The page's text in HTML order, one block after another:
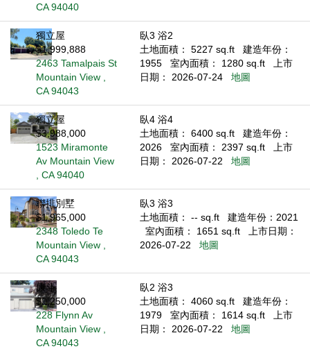
CA 94040
獨立屋
$1,999,888
2463 Tamalpais St
Mountain View ,
CA 94043
臥3 浴2
土地面積： 5227 sq.ft
建造年份：
1955
室內面積： 1280 sq.ft
上市
日期： 2026-07-24
地圖
獨立屋
$3,988,000
1523 Miramonte
Av Mountain View
, CA 94040
臥4 浴4
土地面積： 6400 sq.ft
建造年份：
2026
室內面積： 2397 sq.ft
上市
日期： 2026-07-22
地圖
聯排別墅
$1,965,000
2348 Toledo Te
Mountain View ,
CA 94043
臥3 浴3
土地面積： -- sq.ft
建造年份：2021
室內面積： 1651 sq.ft
上市日期：
2026-07-22
地圖
康斗
$1,250,000
228 Flynn Av
Mountain View ,
CA 94043
臥2 浴3
土地面積： 4060 sq.ft
建造年份：
1979
室內面積： 1614 sq.ft
上市
日期： 2026-07-22
地圖